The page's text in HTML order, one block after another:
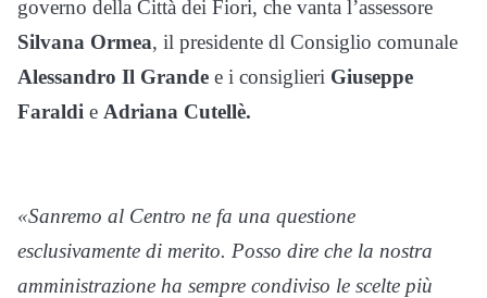
governo della Città dei Fiori, che vanta l’assessore
Silvana Ormea, il presidente dl Consiglio comunale
Alessandro Il Grande e i consiglieri Giuseppe
Faraldi e Adriana Cutellè.
«Sanremo al Centro ne fa una questione
esclusivamente di merito. Posso dire che la nostra
amministrazione ha sempre condiviso le scelte più